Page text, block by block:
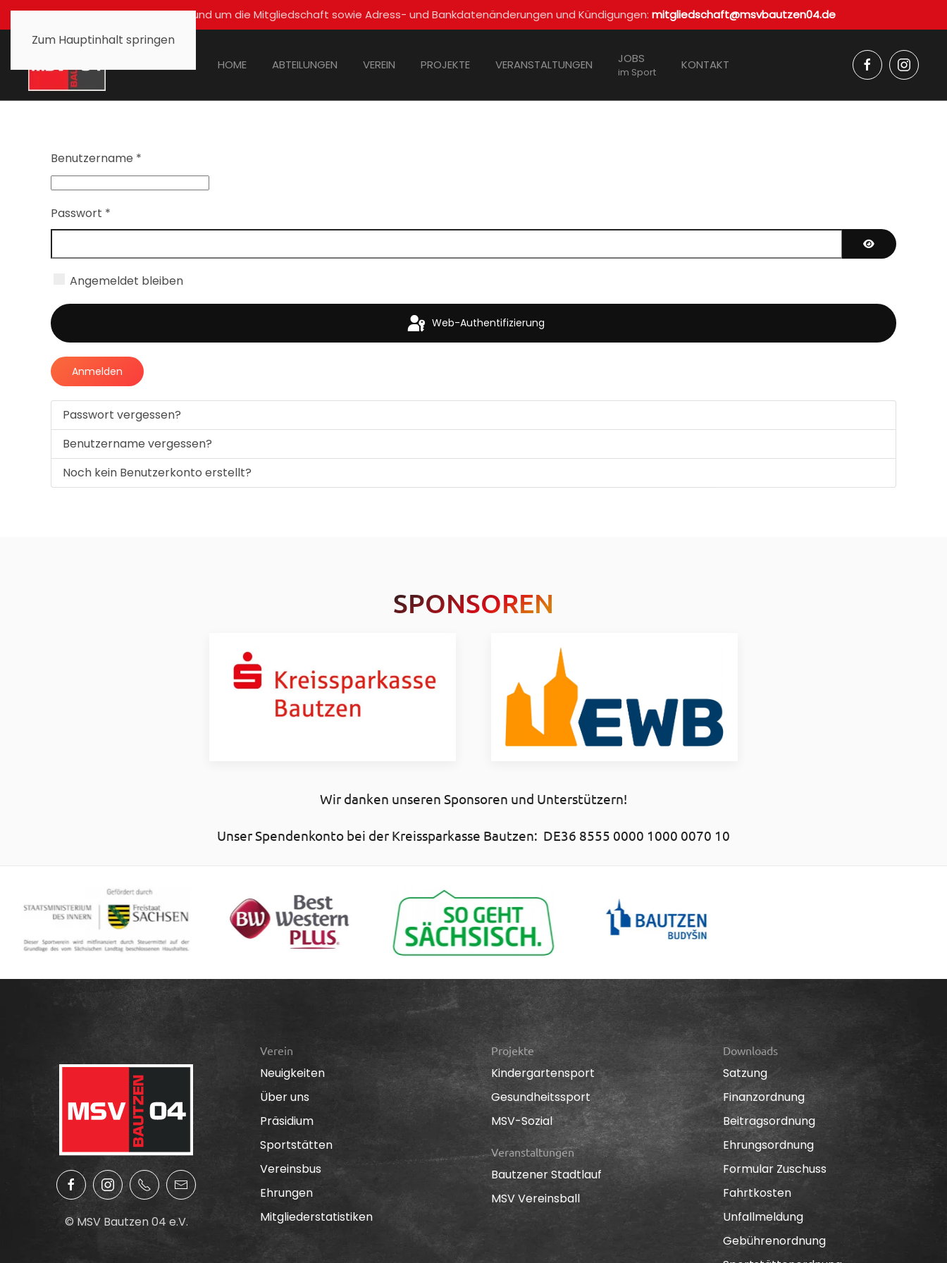
Zum Hauptinhalt springen
Für alle Fragen rund um die Mitgliedschaft sowie Adress- und Bankdatenänderungen und Kündigungen: mitgliedschaft@msvbautzen04.de
HOME ABTEILUNGEN VEREIN PROJEKTE VERANSTALTUNGEN JOBS
im Sport
KONTAKT
Benutzername *
Passwort *
Angemeldet bleiben
Web-Authentifizierung
Anmelden
Passwort vergessen?
Benutzername vergessen?
Noch kein Benutzerkonto erstellt?
SPONSOREN
Wir danken unseren Sponsoren und Unterstützern!
Unser Spendenkonto bei der Kreissparkasse Bautzen: DE36 8555 0000 1000 0070 10
Verein
Neuigkeiten
Über uns
Präsidium
Sportstätten
Vereinsbus
Ehrungen
Mitgliederstatistiken
Projekte
Kindergartensport
Gesundheitssport
MSV-Sozial
Veranstaltungen
Bautzener Stadtlauf
MSV Vereinsball
Downloads
Satzung
Finanzordnung
Beitragsordnung
Ehrungsordnung
Formular Zuschuss
Fahrtkosten
Unfallmeldung
Gebührenordnung
© MSV Bautzen 04 e.V.